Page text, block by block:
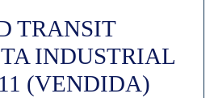
TRANSIT
INDUSTRIAL
(VENDIDA)